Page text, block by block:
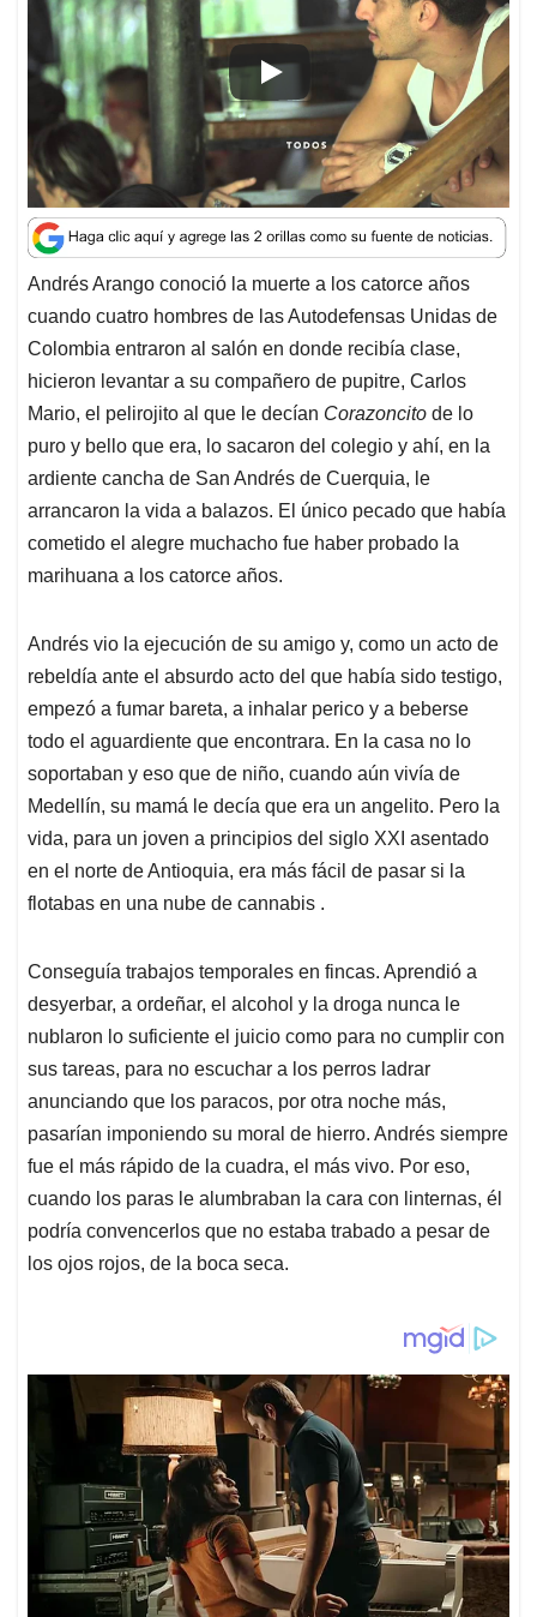
s
A
p
p
b
o
o
k
d
l
d
s
Andrés Arango conoció la muerte a los catorce años
cuando cuatro hombres de las Autodefensas Unidas de
Colombia entraron al salón en donde recibía clase,
hicieron levantar a su compañero de pupitre, Carlos
Mario, el pelirojito al que le decían Corazoncito de lo
puro y bello que era, lo sacaron del colegio y ahí, en la
ardiente cancha de San Andrés de Cuerquia, le
arrancaron la vida a balazos. El único pecado que había
cometido el alegre muchacho fue haber probado la
marihuana a los catorce años.
Andrés vio la ejecución de su amigo y, como un acto de
rebeldía ante el absurdo acto del que había sido testigo,
empezó a fumar bareta, a inhalar perico y a beberse
todo el aguardiente que encontrara. En la casa no lo
soportaban y eso que de niño, cuando aún vivía de
Medellín, su mamá le decía que era un angelito. Pero la
vida, para un joven a principios del siglo XXI asentado
en el norte de Antioquia, era más fácil de pasar si la
flotabas en una nube de cannabis .
Conseguía trabajos temporales en fincas. Aprendió a
desyerbar, a ordeñar, el alcohol y la droga nunca le
nublaron lo suficiente el juicio como para no cumplir con
sus tareas, para no escuchar a los perros ladrar
anunciando que los paracos, por otra noche más,
pasarían imponiendo su moral de hierro. Andrés siempre
fue el más rápido de la cuadra, el más vivo. Por eso,
cuando los paras le alumbraban la cara con linternas, él
podría convencerlos que no estaba trabado a pesar de
los ojos rojos, de la boca seca.